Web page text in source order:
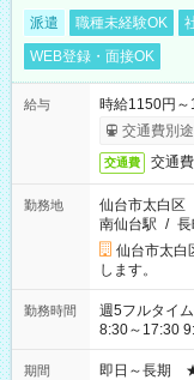
派遣 職種未経験OK
WEB登録・面接OK
給与
時給1150円
交通費別
交通費 交通
勤務地
仙台市太白区
南仙台駅 / 長
仙台市太白
します。
勤務時間
週5フルタイムがメインです
8:30～17:30
その他にも勤
ご希望を教え
期間
即日～長期 ★